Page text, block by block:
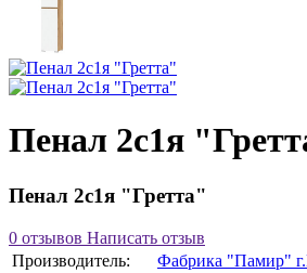
Пенал 2с1я
Пенал 2с1я "Гретта"
0 отзывов Написать отзыв
Производитель:
Фабрика "Памир"